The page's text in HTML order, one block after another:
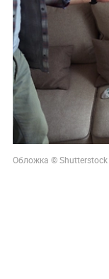
Обложка © Shutterstock